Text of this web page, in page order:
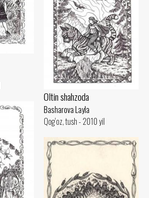
Oltin shahzoda
Basharova Layla
Qog‘oz, tush - 2010 yil